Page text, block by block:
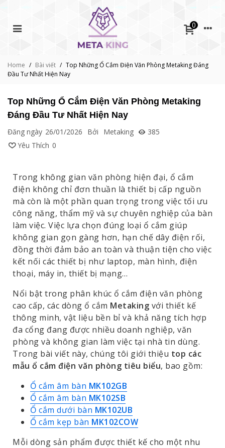
0
Home / Bài viết / Top Những Ổ Cắm Điện Văn Phòng Metaking Đáng
Đầu Tư Nhất Hiện Nay
Top Những Ổ Cắm Điện Văn Phòng Metaking
Đáng Đầu Tư Nhất Hiện Nay
Đăng ngày 26/01/2026 Bởi Metaking
385
Yêu Thích 0
Trong không gian văn phòng hiện đại, ổ cắm
điện không chỉ đơn thuần là thiết bị cấp nguồn
mà còn là một phần quan trọng trong việc tối ưu
công năng, thẩm mỹ và sự chuyên nghiệp của bàn
làm việc. Việc lựa chọn đúng loại ổ cắm giúp
không gian gọn gàng hơn, hạn chế dây điện rối,
đồng thời đảm bảo an toàn và thuận tiện cho việc
kết nối các thiết bị như laptop, màn hình, điện
thoại, máy in, thiết bị mạng…
Nổi bật trong phân khúc ổ cắm điện văn phòng
cao cấp, các dòng ổ cắm Metaking với thiết kế
thông minh, vật liệu bền bỉ và khả năng tích hợp
đa cổng đang được nhiều doanh nghiệp, văn
phòng và không gian làm việc tại nhà tin dùng.
Trong bài viết này, chúng tôi giới thiệu top các
mẫu ổ cắm điện văn phòng tiêu biểu, bao gồm:
Ổ cắm âm bàn MK102GB
Ổ cắm âm bàn MK102SB
Ổ cắm dưới bàn MK102UB
Ổ cắm kẹp bàn MK102COW
Mỗi dòng sản phẩm được thiết kế cho một nhu